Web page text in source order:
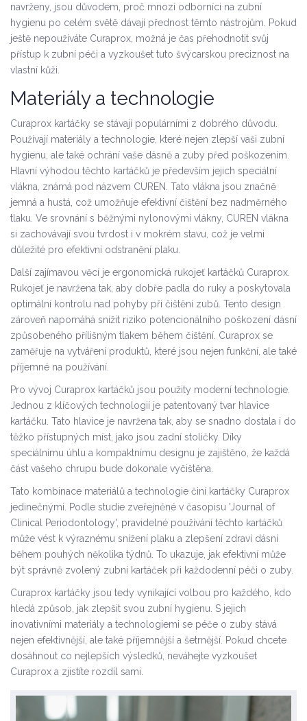
navrženy, jsou důvodem, proč mnozí odborníci na zubní
hygienu po celém světě dávají přednost těmto nástrojům. Pokud
ještě nepoužíváte Curaprox, možná je čas přehodnotit svůj
přístup k zubní péči a vyzkoušet tuto švýcarskou preciznost na
vlastní kůži.
Materiály a technologie
Curaprox kartáčky se stávají populárními z dobrého důvodu.
Používají materiály a technologie, které nejen zlepší vaši zubní
hygienu, ale také ochrání vaše dásně a zuby před poškozením.
Hlavní výhodou těchto kartáčků je především jejich speciální
vlákna, známá pod názvem CUREN. Tato vlákna jsou značně
jemná a hustá, což umožňuje efektivní čištění bez nadměrného
tlaku. Ve srovnání s běžnými nylonovými vlákny, CUREN vlákna
si zachovávají svou tvrdost i v mokrém stavu, což je velmi
důležité pro efektivní odstranění plaku.
Další zajímavou věcí je ergonomická rukojeť kartáčků Curaprox.
Rukojeť je navržena tak, aby dobře padla do ruky a poskytovala
optimální kontrolu nad pohyby při čištění zubů. Tento design
zároveň napomáhá snížit riziko potencionálního poškození dásní
způsobeného přílišným tlakem během čištění. Curaprox se
zaměřuje na vytváření produktů, které jsou nejen funkční, ale také
příjemné na používání.
Pro vývoj Curaprox kartáčků jsou použity moderní technologie.
Jednou z klíčových technologií je patentovaný tvar hlavice
kartáčku. Tato hlavice je navržena tak, aby se snadno dostala i do
těžko přístupných míst, jako jsou zadní stoličky. Díky
speciálnímu úhlu a kompaktnímu designu je zajištěno, že každá
část vašeho chrupu bude dokonale vyčištěna.
Tato kombinace materiálů a technologie činí kartáčky Curaprox
jedinečnými. Podle studie zveřejněné v časopisu 'Journal of
Clinical Periodontology', pravidelné používání těchto kartáčků
může vést k výraznému snížení plaku a zlepšení zdraví dásní
během pouhých několika týdnů. To ukazuje, jak efektivní může
být správně zvolený zubní kartáček při každodenní péči o zuby.
Curaprox kartáčky jsou tedy vynikající volbou pro každého, kdo
hledá způsob, jak zlepšit svou zubní hygienu. S jejich
inovativními materiály a technologiemi se péče o zuby stává
nejen efektivnější, ale také příjemnější a šetrnější. Pokud chcete
dosáhnout co nejlepších výsledků, neváhejte vyzkoušet
Curaprox a zjistíte rozdíl sami.